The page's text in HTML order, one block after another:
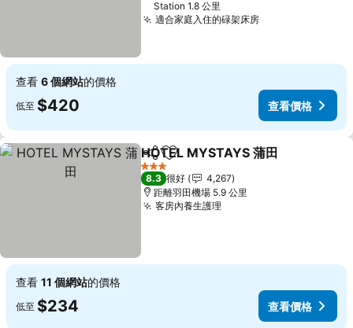
Station 1.8 公里
適合家庭入住的碌架床房
查看 6 個網站的價格
低至 $420 查看價格
分享 放到收藏夾
HOTEL MYSTAYS 蒲田
3 星級
8.3 很好
4,267
距離羽田機場 5.9 公里
客房內養生護理
查看 11 個網站的價格
低至 $234 查看價格